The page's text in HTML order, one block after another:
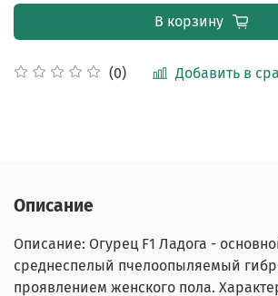
(0) Добавить в
В корзину
Описание
Описание: Огурец F1 Ладога -
среднеспелый пчелоопыляемый
проявлением женского пола.